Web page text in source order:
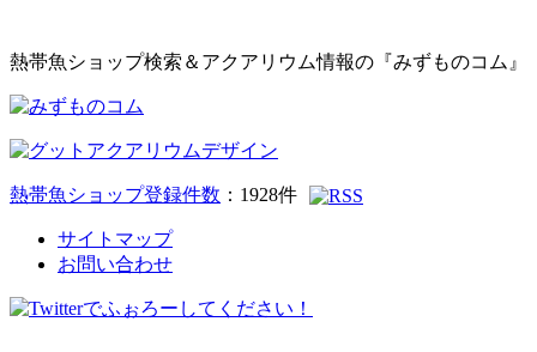
熱帯魚ショップ検索＆アクアリウム情報の『みずものコム』
熱帯魚ショップ登録件数 ： 1928件
サイトマップ
お問い合わせ